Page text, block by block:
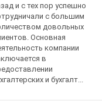
и с тех пор успешно
с большим
довольных
Основная
компании
в
и бухгалт...